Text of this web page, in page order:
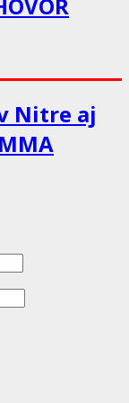
Nitre aj